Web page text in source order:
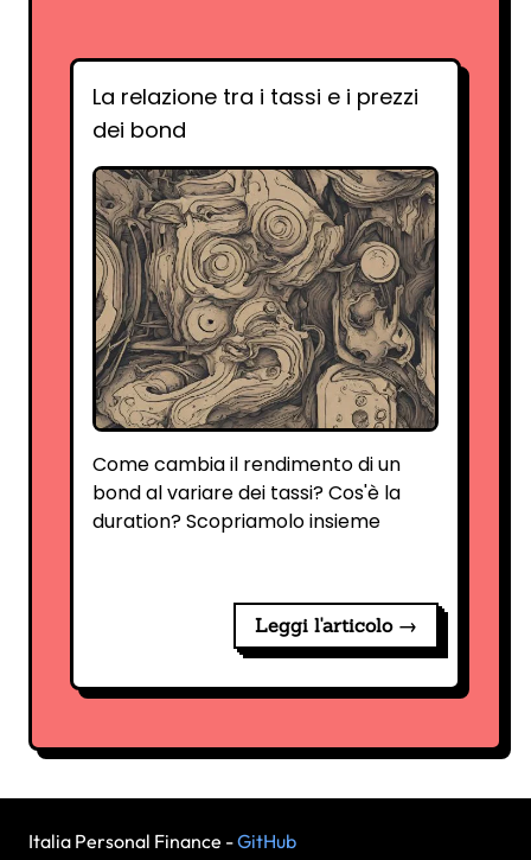
La relazione tra i tassi e i prezzi
dei bond
Come cambia il rendimento di un
bond al variare dei tassi? Cos'è la
duration? Scopriamolo insieme
Leggi l'articolo →
Italia Personal Finance -GitHub